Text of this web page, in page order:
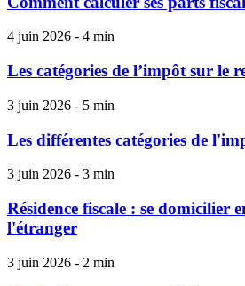
4 juin 2026 - 4 min
Les catégories de l’impôt sur le
3 juin 2026 - 5 min
Les différentes catégories de
3 juin 2026 - 3 min
Résidence fiscale : se domicilier
l'étranger
3 juin 2026 - 2 min